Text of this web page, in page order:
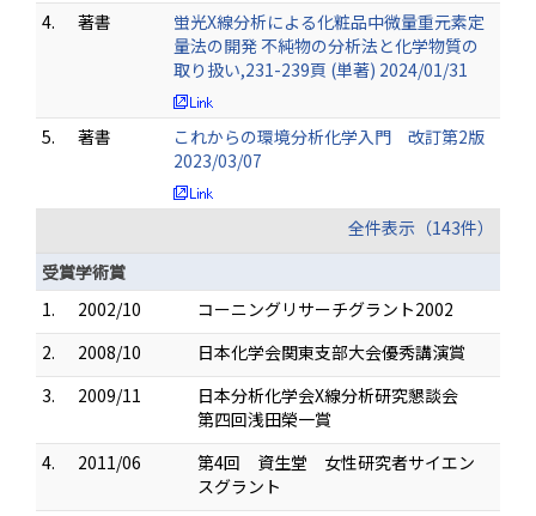
4. 著書
蛍光X線分析による化粧品中微量重元素定
量法の開発 不純物の分析法と化学物質の
取り扱い,231-239頁 (単著) 2024/01/31
5. 著書
これからの環境分析化学入門 改訂第2版
2023/03/07
全件表示（143件）
受賞学術賞
1.
2002/10
コーニングリサーチグラント2002
2.
2008/10
日本化学会関東支部大会優秀講演賞
3.
2009/11
日本分析化学会X線分析研究懇談会
第四回浅田榮一賞
4.
2011/06
第4回 資生堂 女性研究者サイエン
スグラント